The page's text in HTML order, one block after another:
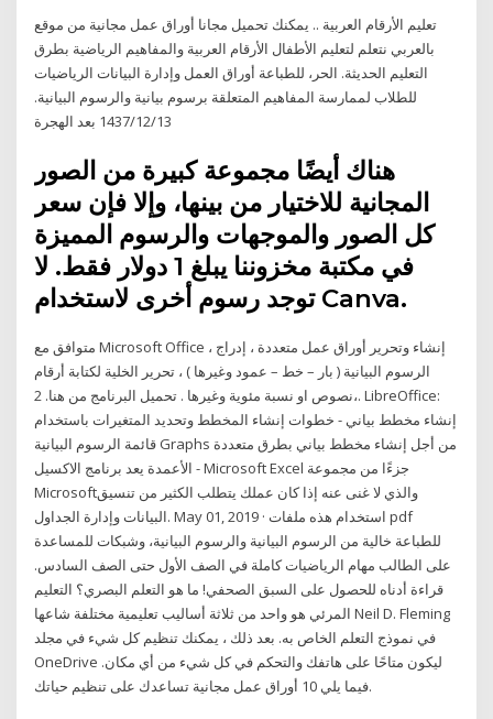
تعليم الأرقام العربية .. يمكنك تحميل مجانا أوراق عمل مجانية من موقع
بالعربي نتعلم لتعليم الأطفال الأرقام العربية والمفاهيم الرياضية بطرق
التعليم الحديثة. الحر، للطباعة أوراق العمل وإدارة البيانات الرياضيات
للطلاب لممارسة المفاهيم المتعلقة برسوم بيانية والرسوم البيانية.
13‏‏/12‏‏/1437 بعد الهجرة
هناك أيضًا مجموعة كبيرة من الصور
المجانية للاختيار من بينها، وإلا فإن سعر
كل الصور والموجهات والرسوم المميزة
في مكتبة مخزوننا يبلغ 1 دولار فقط. لا
توجد رسوم أخرى لاستخدام Canva.
متوافق مع Microsoft Office ، إنشاء وتحرير أوراق عمل متعددة ، إدراج
الرسوم البيانية ( بار – خط – عمود وغيرها ) ، تحرير الخلية لكتابة أرقام
،نصوص او نسبة مئوية وغيرها . تحميل البرنامج من هنا. 2. LibreOffice:
إنشاء مخطط بياني - خطوات إنشاء المخطط وتحديد المتغيرات باستخدام
قائمة الرسوم البيانية Graphs من أجل إنشاء مخطط بياني بطرق متعددة
- الأعمدة يعد برنامج الاكسيل Microsoft Excel جزءًا من مجموعة
Microsoftوالذي لا غنى عنه إذا كان عملك يتطلب الكثير من تنسيق
البيانات وإدارة الجداول. May 01, 2019 · استخدام هذه ملفات pdf
للطباعة خالية من الرسوم البيانية والرسوم البيانية، وشبكات للمساعدة
على الطالب مهام الرياضيات كاملة في الصف الأول حتى الصف السادس.
قراءة أدناه للحصول على السبق الصحفي! ما هو التعلم البصري؟ التعليم
المرئي هو واحد من ثلاثة أساليب تعليمية مختلفة شاعها Neil D. Fleming
في نموذج التعلم الخاص به. بعد ذلك ، يمكنك تنظيم كل شيء في مجلد
OneDrive ليكون متاحًا على هاتفك والتحكم في كل شيء من أي مكان.
فيما يلي 10 أوراق عمل مجانية تساعدك على تنظيم حياتك.